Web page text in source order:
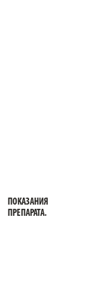
ПОКАЗАНИЯ
ПРЕПАРАТА.